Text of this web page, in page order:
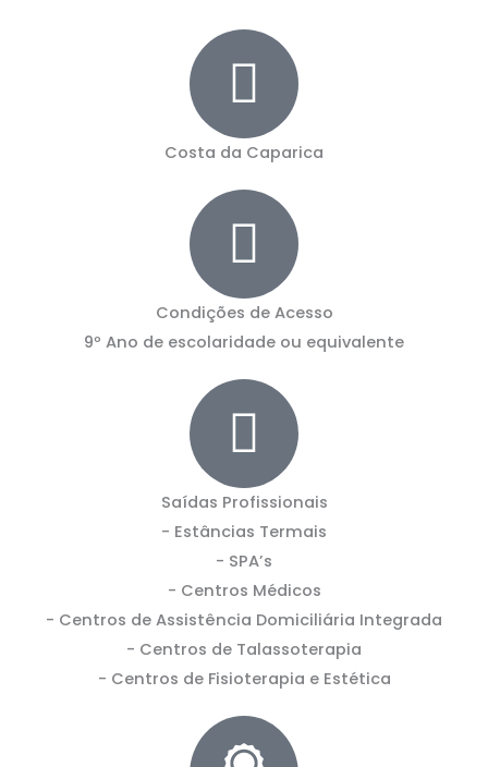
Costa da Caparica
Condições de Acesso
9º Ano de escolaridade ou equivalente
Saídas Profissionais
- Estâncias Termais
- SPA’s
- Centros Médicos
- Centros de Assistência Domiciliária Integrada
- Centros de Talassoterapia
- Centros de Fisioterapia e Estética